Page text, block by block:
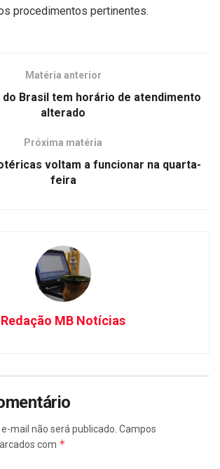
procedimentos pertinentes.
Matéria anterior
do Brasil tem horário de atendimento
alterado
Próxima matéria
voltam a funcionar na quarta-
feira
Redação MB Notícias
mail não será publicado. Campos
com *